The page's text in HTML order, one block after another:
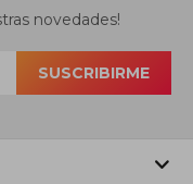
novedades!
SUSCRIBIRME